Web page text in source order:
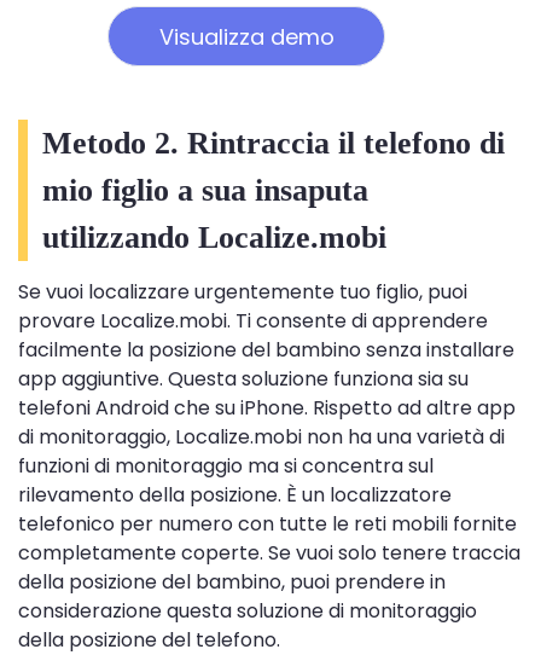
Visualizza demo
Metodo 2. Rintraccia il telefono di
mio figlio a sua insaputa
utilizzando Localize.mobi
Se vuoi localizzare urgentemente tuo figlio, puoi
provare Localize.mobi. Ti consente di apprendere
facilmente la posizione del bambino senza installare
app aggiuntive. Questa soluzione funziona sia su
telefoni Android che su iPhone. Rispetto ad altre app
di monitoraggio, Localize.mobi non ha una varietà di
funzioni di monitoraggio ma si concentra sul
rilevamento della posizione. È un localizzatore
telefonico per numero con tutte le reti mobili fornite
completamente coperte. Se vuoi solo tenere traccia
della posizione del bambino, puoi prendere in
considerazione questa soluzione di monitoraggio
della posizione del telefono.